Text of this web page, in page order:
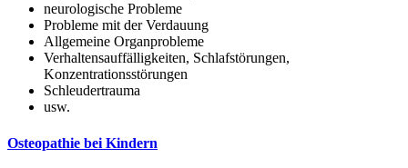
neurologische Probleme
Probleme mit der Verdauung
Allgemeine Organprobleme
Verhaltensauffälligkeiten, Schlafstörungen,
Konzentrationsstörungen
Schleudertrauma
usw.
Osteopathie bei Kindern